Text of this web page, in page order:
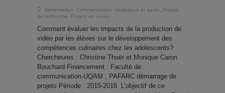
Alimentation, Communication médiatique et santé, Projets
de recherche, Projets en cours
Comment évaluer les impacts de la production de
vidéo par les élèves sur le développement des
compétences culinaires chez les adolescents?
Chercheures : Christine Thoër et Monique Caron
Bouchard Financement : Faculté de
communication-UQAM ; PAFARC démarrage de
projets Période : 2015-2016 L’objectif de ce